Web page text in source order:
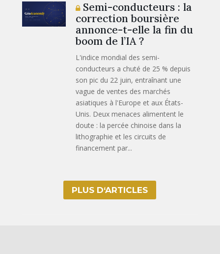
Semi-conducteurs : la
correction boursière
annonce-t-elle la fin du
boom de l’IA ?
L'indice mondial des semi-
conducteurs a chuté de 25 % depuis
son pic du 22 juin, entraînant une
vague de ventes des marchés
asiatiques à l'Europe et aux États-
Unis. Deux menaces alimentent le
doute : la percée chinoise dans la
lithographie et les circuits de
financement par...
PLUS D‘ARTICLES